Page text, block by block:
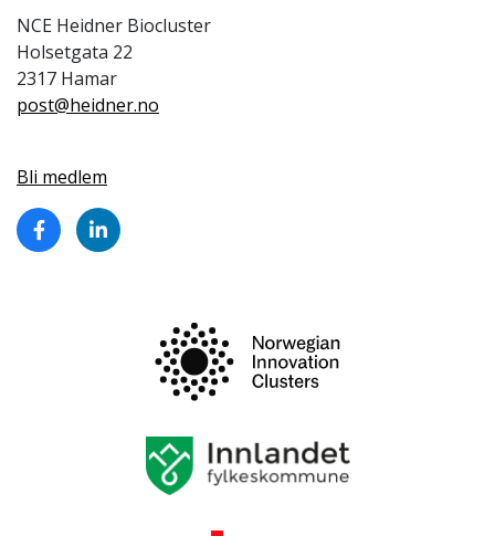
NCE Heidner Biocluster
Holsetgata 22
2317 Hamar
post@heidner.no
Bli medlem